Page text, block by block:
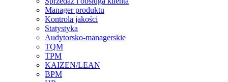
Manager produktu
Kontrola jakości
Statystyka
Audytorsko-managerskie
TQM
TPM
KAIZEN/LEAN
BPM